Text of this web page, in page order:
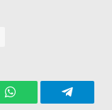
WhatsApp